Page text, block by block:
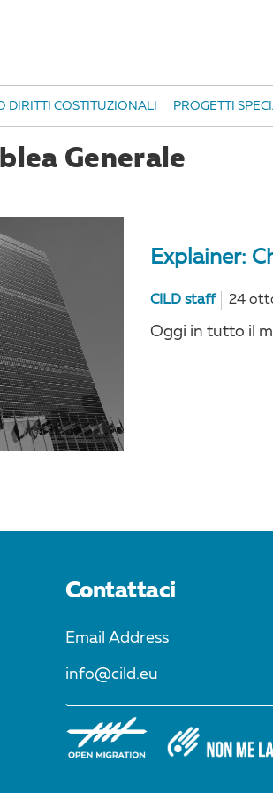
DIRITTI COSTITUZIONALI PROGETTI
Generale
Explainer:
CILD staff 24
Oggi in tutto il
Contattaci
Email Address
info@cild.eu